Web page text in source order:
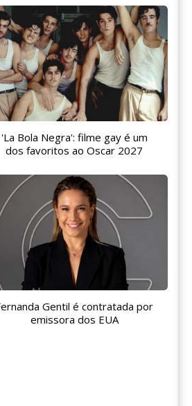
'La Bola Negra': filme gay é um
dos favoritos ao Oscar 2027
Gentil é contratada por
emissora dos EUA